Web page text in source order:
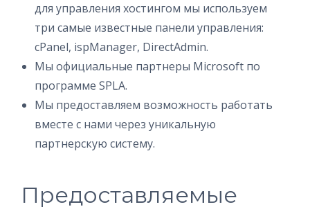
для управления хостингом мы используем
три самые известные панели управления:
cPanel, ispManager, DirectAdmin.
Мы официальные партнеры Microsoft по
программе SPLA.
Мы предоставляем возможность работать
вместе с нами через уникальную
партнерскую систему.
Предоставляемые